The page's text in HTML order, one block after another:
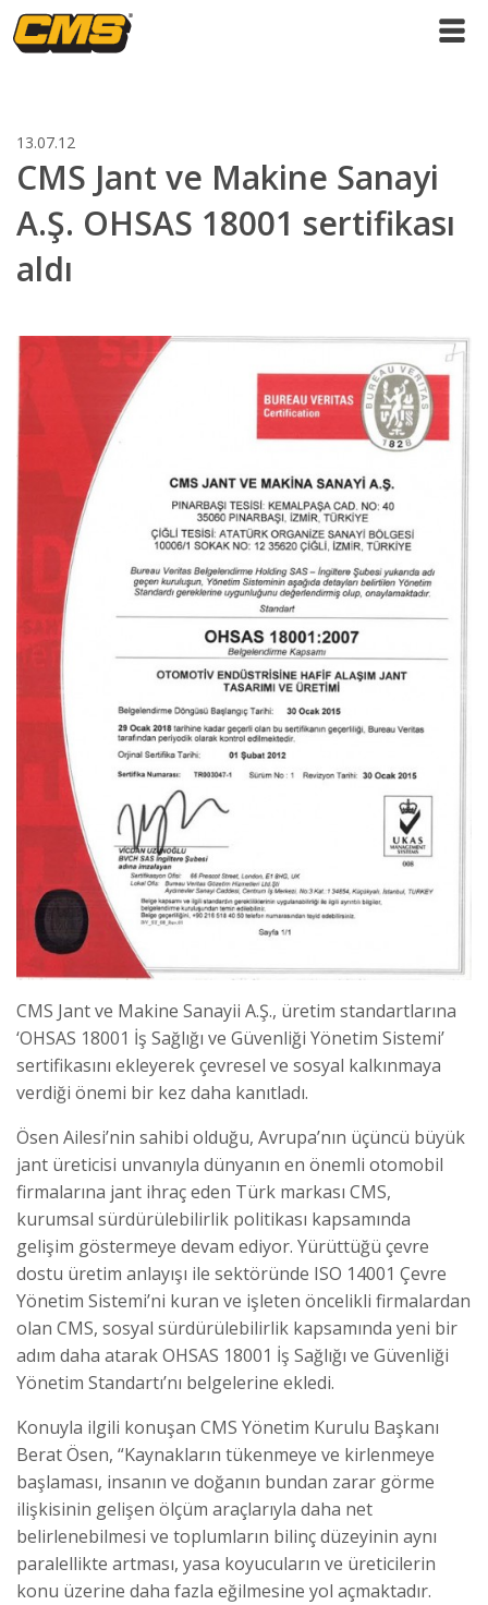
13.07.12
CMS Jant ve Makine Sanayi
A.Ş. OHSAS 18001 sertifikası
aldı
CMS Jant ve Makine Sanayii A.Ş., üretim standartlarına
‘OHSAS 18001 İş Sağlığı ve Güvenliği Yönetim Sistemi’
sertifikasını ekleyerek çevresel ve sosyal kalkınmaya
verdiği önemi bir kez daha kanıtladı.
Ösen Ailesi’nin sahibi olduğu, Avrupa’nın üçüncü büyük
jant üreticisi unvanıyla dünyanın en önemli otomobil
firmalarına jant ihraç eden Türk markası CMS,
kurumsal sürdürülebilirlik politikası kapsamında
gelişim göstermeye devam ediyor. Yürüttüğü çevre
dostu üretim anlayışı ile sektöründe ISO 14001 Çevre
Yönetim Sistemi’ni kuran ve işleten öncelikli firmalardan
olan CMS, sosyal sürdürülebilirlik kapsamında yeni bir
adım daha atarak OHSAS 18001 İş Sağlığı ve Güvenliği
Yönetim Standartı’nı belgelerine ekledi.
Konuyla ilgili konuşan CMS Yönetim Kurulu Başkanı
Berat Ösen, “Kaynakların tükenmeye ve kirlenmeye
başlaması, insanın ve doğanın bundan zarar görme
ilişkisinin gelişen ölçüm araçlarıyla daha net
belirlenebilmesi ve toplumların bilinç düzeyinin aynı
paralellikte artması, yasa koyucuların ve üreticilerin
konu üzerine daha fazla eğilmesine yol açmaktadır.